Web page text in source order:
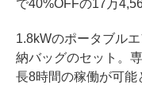
で40%OFFの17万
1.8kWのポータブル
納バッグのセット。
長8時間の稼働が可能